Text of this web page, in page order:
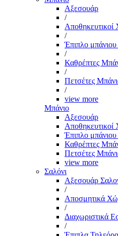
Αξεσουάρ
/
Αποθηκευτικοί
/
Έπιπλο μπάνιου
/
Καθρέπτες
/
Πετσέτες
/
view more
Μπάνιο
Αξεσουάρ
Αποθηκευτικοί
Έπιπλο μπάνιου
Καθρέπτες
Πετσέτες
view more
Σαλόνι
Αξεσουάρ
/
Αποσμητικά
/
Διαχωριστικά
/